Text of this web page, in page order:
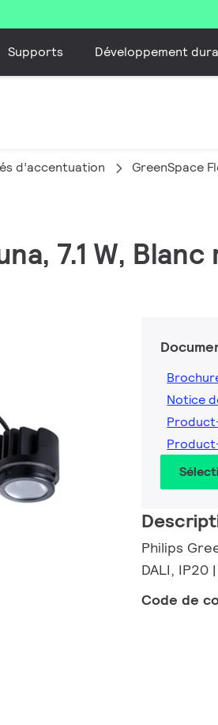
Supports Développement
d’accentuation GreenSpace
7.1 W,
Notice
Philips
DALI,
Code de